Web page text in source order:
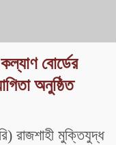
কল্যাণ বোর্ডের
অনুষ্ঠিত
রাজশাহী মুক্তিযুদ্ধ